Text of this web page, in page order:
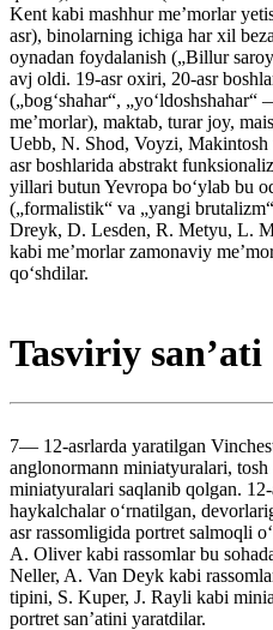
Kent kabi mashhur meʼmorlar
asr), binolarning ichiga har xil
oynadan foydalanish („Billur
avj oldi. 19-asr oxiri, 20-asr
(„bogʻshahar“,
meʼmorlar), maktab, turar joy,
Uebb, N. Shod, Voyzi, Makintosh
asr boshlarida abstrakt
yillari butun Yevropa boʻylab bu
(„formalistik“ va „yangi
Dreyk, D. Lesden, R. Metyu, L.
kabi meʼmorlar zamonaviy
qoʻshdilar.
Tasviriy sanʼati
7— 12-asrlarda yaratilgan
anglonormann miniatyuralari,
miniatyuralari saqlanib qolgan.
haykalchalar oʻrnatilgan,
asr rassomligida portret salmoqli
A. Oliver kabi rassomlar bu
Neller, A. Van Deyk kabi
tipini, S. Kuper, J. Rayli kabi
portret sanʼatini yaratdilar.